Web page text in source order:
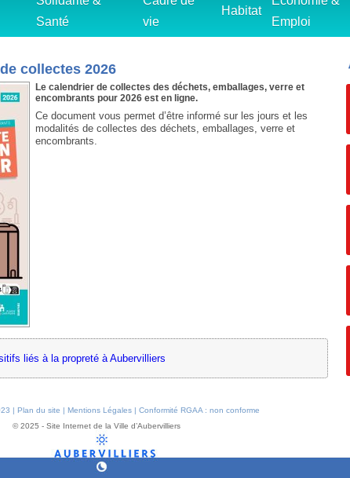
Santé
vie
Habitat
Emploi
collectes 2026
Le calendrier de collectes des déchets, emballages, verre et
encombrants pour 2026 est en ligne.
Ce document vous permet d’être informé sur les jours et les
modalités de collectes des déchets, emballages, verre et
encombrants.
liés à la propreté à Aubervilliers
| Plan du site | Mentions Légales| Conformité RGAA : non conforme
© 2025 - Site Internet de la Ville d’Aubervilliers